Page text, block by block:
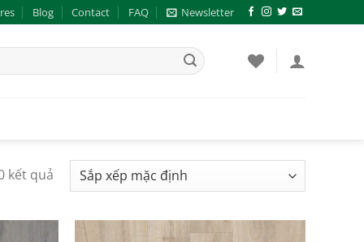
Blog Contact FAQ Newsletter
kết quả